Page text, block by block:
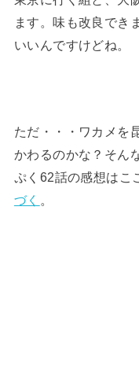
ます。味も改良でき
いいんですけどね。
ただ・・・ワカメを
かわるのかな？そん
ぷく62話の感想はこ
づく 。